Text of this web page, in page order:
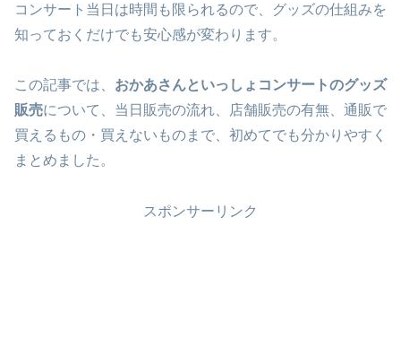
コンサート当日は時間も限られるので、グッズの仕組みを
知っておくだけでも安心感が変わります。
この記事では、 おかあさんといっしょコンサートのグッズ
販売について、当日販売の流れ、店舗販売の有無、通販で
買えるもの・買えないものまで、初めてでも分かりやすく
まとめました。
スポンサーリンク